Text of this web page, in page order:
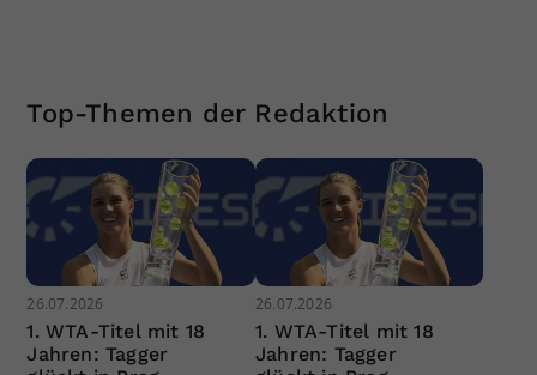
Top-Themen der Redaktion
26.07.2026
1. WTA-Titel mit 18
Jahren: Tagger
26.07.2026
1. WTA-Titel mit 18
Jahren: Tagger